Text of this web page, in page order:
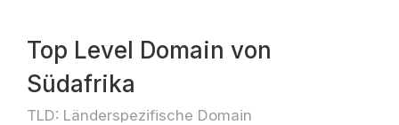
Top Level Domain von
Südafrika
TLD: Länderspezifische Domain